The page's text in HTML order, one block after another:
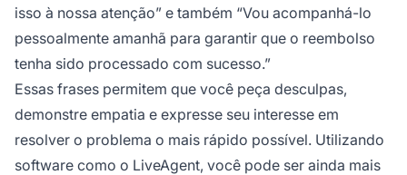
isso à nossa atenção” e também “Vou acompanhá-lo
pessoalmente amanhã para garantir que o reembolso
tenha sido processado com sucesso.”
Essas frases permitem que você peça desculpas,
demonstre empatia e expresse seu interesse em
resolver o problema o mais rápido possível. Utilizando
software como o LiveAgent, você pode ser ainda mais